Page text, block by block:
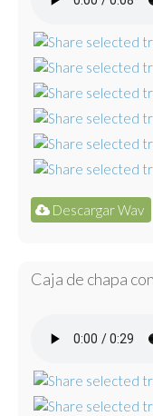
Descargar Wav
Caja de chapa